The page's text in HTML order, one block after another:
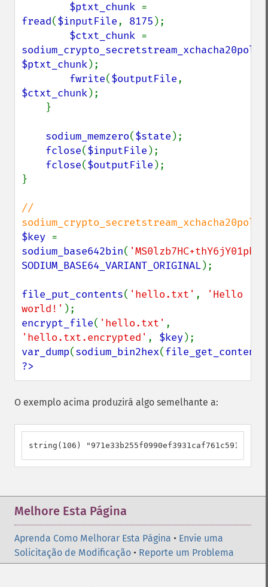
$ptxt_chunk
fread($inputFile, 8175 );
$ctxt_chunk
$ptxt_chunk);
fwrite($outputFile
$ctxt_chunk);
sodium_memzero($state );
fclose($inputFile );
fclose($outputFile );
}
//
$key
sodium_base642bin(
SODIUM_BASE64_VARIANT_ORIGINAL);
file_put_contents( 'hello.txt' ,
'Hello
world!'
encrypt_file( 'hello.txt'
'hello.txt.encrypted' , $key
var_dump(sodium_bin2hex(file_get_contents
?>
O exemplo acima produzirá algo semelhante a:
string(106)
Melhore Esta Página
Aprenda Como Melhorar Esta Página • Envie uma
Solicitação de Modificação • Reporte um Problema